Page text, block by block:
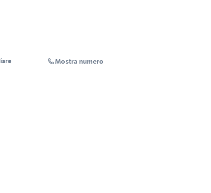
Mostra numero